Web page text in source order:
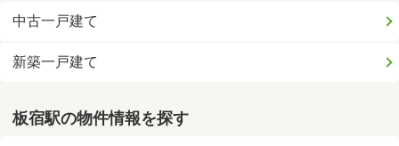
中古一戸建て
新築一戸建て
板宿駅の物件情報を探す